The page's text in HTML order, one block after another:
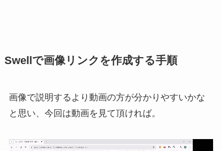
Swellで画像リンクを作成する手順
画像で説明するより動画の方が分かりやすいかな
と思い、今回は動画を見て頂ければ。
動